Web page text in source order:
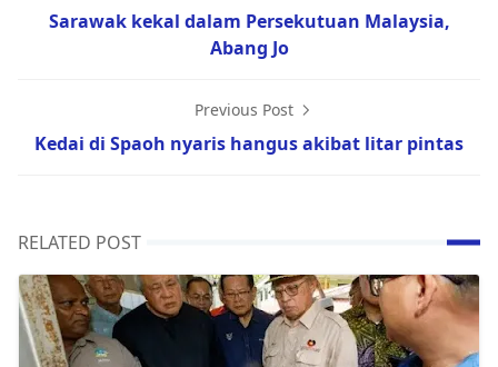
Sarawak kekal dalam Persekutuan Malaysia,
Abang Jo
Previous Post
Kedai di Spaoh nyaris hangus akibat litar pintas
RELATED POST